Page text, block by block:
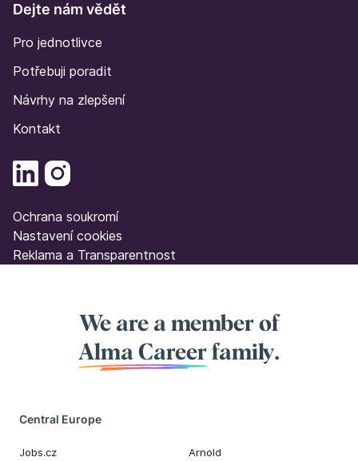
Dejte nám vědět
Pro jednotlivce
Potřebuji poradit
Návrhy na zlepšení
Kontakt
Ochrana soukromí
Nastavení cookies
Reklama a Transparentnost
We are a member of
Alma Career family.
Central Europe
Jobs.cz
Arnold